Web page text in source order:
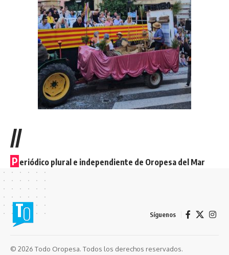
//
P eriódico plural e independiente de Oropesa del Mar
Síguenos
© 2026 Todo Oropesa. Todos los derechos reservados.